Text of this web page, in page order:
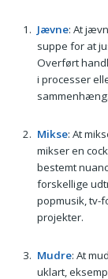
Jævne: At
suppe for at
Overført
i processer
sammenhæng.
Mikse: At
mikser en
bestemt
forskellige
popmusik, tv-
projekter.
Mudre: At
uklart,